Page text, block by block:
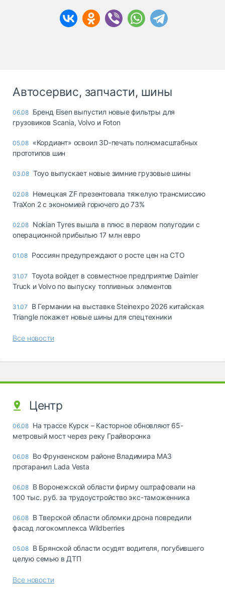
Автосервис, запчасти, шины
06.08 Бренд Eisen выпустил новые фильтры для
грузовиков Scania, Volvo и Foton
05.08 «Кордиант» освоил 3D-печать полномасштабных
прототипов шин
03.08 Toyo выпускает новые зимние грузовые шины
02.08 Немецкая ZF презентовала тяжелую трансмиссию
TraXon 2 с экономией горючего до 73%
02.08 Nokian Tyres вышла в плюс в первом полугодии с
операционной прибылью 17 млн евро
01.08 Россиян предупреждают о росте цен на СТО
31.07 Toyota войдет в совместное предприятие Daimler
Truck и Volvo по выпуску топливных элементов
31.07
В Германии на выставке Steinexpo 2026 китайская
Triangle покажет новые шины для спецтехники
Все новости
Центр
06.08 На трассе Курск – Касторное обновляют 65-
метровый мост через реку Грайворонка
06.08 Во Фрунзенском районе Владимира МАЗ
протаранил Lada Vesta
06.08 В Воронежской области фирму оштрафовали на
100 тыс. руб. за трудоустройство экс-таможенника
06.08 В Тверской области обломки дрона повредили
фасад логокомплекса Wildberries
05.08 В Брянской области осудят водителя, погубившего
целую семью в ДТП
Все новости